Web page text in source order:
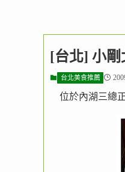
[台北] 小剛
台北美食推薦
位於內湖三總